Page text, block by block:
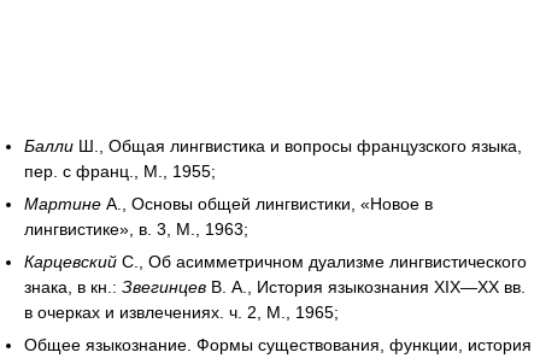
Балли Ш., Общая лингвистика и вопросы французского языка,
пер. с франц., М., 1955;
Мартине А., Основы общей лингвистики, «Новое в
лингвистике», в. 3, М., 1963;
Карцевский С., Об асимметричном дуализме лингвистического
знака, в кн.: Звегинцев В. А., История языкознания XIX—XX вв.
в очерках и извлечениях. ч. 2, М., 1965;
Общее языкознание. Формы существования, функции, история